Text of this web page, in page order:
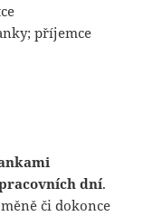
příjemce
dní.
či dokonce